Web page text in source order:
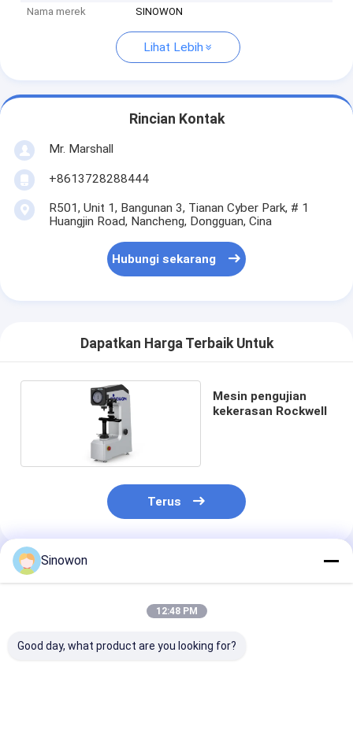
Nama merek SINOWON
Lihat Lebih
Rincian Kontak
Mr. Marshall
+8613728288444
R501, Unit 1, Bangunan 3, Tianan Cyber Park, # 1
Huangjin Road, Nancheng, Dongguan, Cina
Hubungi sekarang
Dapatkan Harga Terbaik Untuk
Mesin pengujian
kekerasan Rockwell
Terus
Rekomendasi Produk
Sinowon
12:48 PM
Good day, what product are you looking for?